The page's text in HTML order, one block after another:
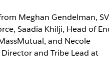
Meghan Gendelman,
Saadia Khilji, Head of
and Necole
and Tribe Lead at